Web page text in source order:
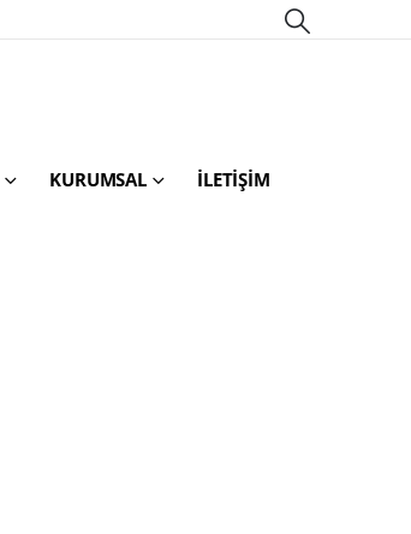
KURUMSAL İLETIŞIM